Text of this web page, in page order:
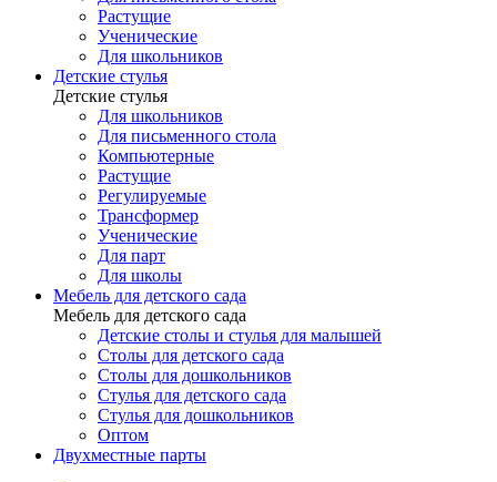
Растущие
Ученические
Для школьников
Детские стулья
Детские стулья
Для школьников
Для письменного стола
Компьютерные
Растущие
Регулируемые
Трансформер
Ученические
Для парт
Для школы
Мебель для детского сада
Мебель для детского сада
Детские столы и стулья для малышей
Столы для детского сада
Столы для дошкольников
Стулья для детского сада
Стулья для дошкольников
Оптом
Двухместные парты